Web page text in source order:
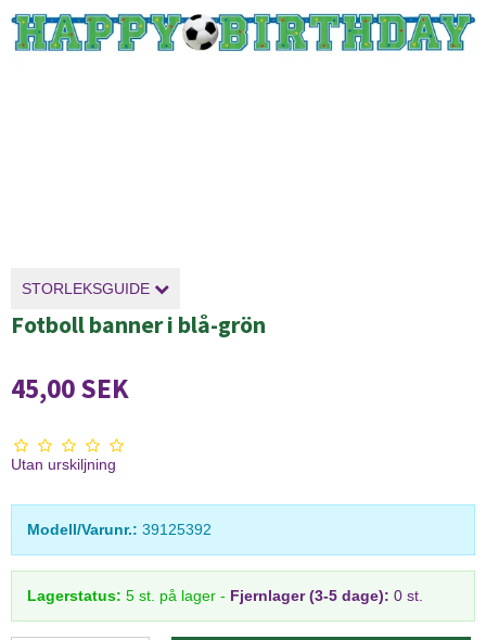
STORLEKSGUIDE
Fotboll banner i blå-grön
45,00 SEK
Utan urskiljning
Modell/Varunr.: 39125392
Lagerstatus: 5 st. på lager - Fjernlager (3-5 dage): 0 st.